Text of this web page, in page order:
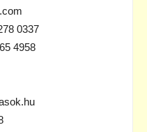
0337
4958